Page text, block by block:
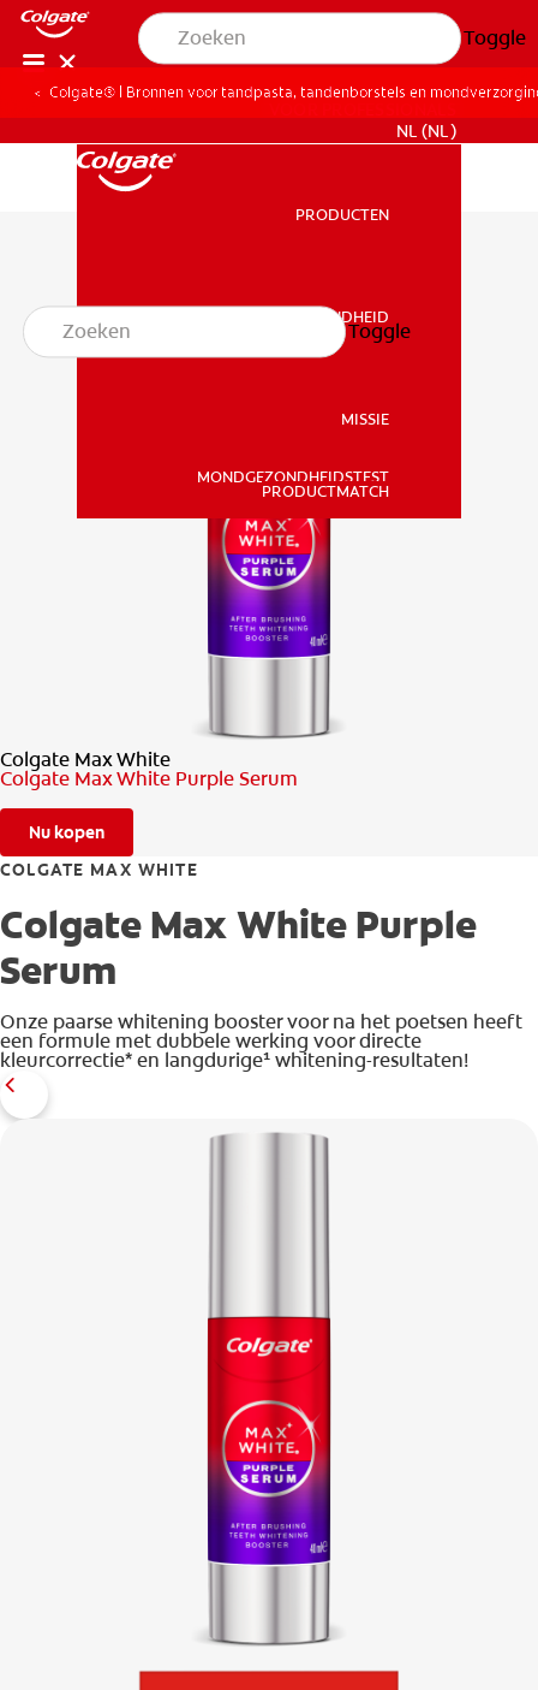
Toggle
MONDGEZONDHEID
MONDGEZONDHEIDSTEST
NL (NL)
PRODUCTEN
MONDGEZONDHEID
MISSIE
MONDGEZONDHEIDSTEST
PRODUCTMATCH
Toggle
Colgate® | Bronnen voor tandpasta, tandenborstels en
Colgate Max White
Colgate Max White Purple Serum
Nu kopen
COLGATE MAX WHITE
Colgate Max White Purple
Serum
Onze paarse whitening booster voor na het poetsen heeft
een formule met dubbele werking voor directe
kleurcorrectie* en langdurige¹ whitening-resultaten!